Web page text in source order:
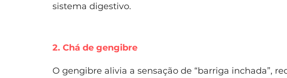
sistema digestivo.
2. Chá de gengibre
O gengibre alivia a sensação de “barriga inchada”,